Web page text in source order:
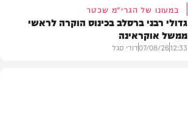
במעונו של הגרי"מ שכטר
גדולי רבני ברסלב בכינוס הוקרה לראשי
ממשל אוקראינה
12:33
07/08/26דודי סגל